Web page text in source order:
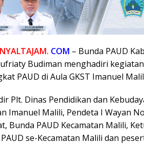
COM – Bunda PAUD
Budiman menghadiri
PAUD di Aula GKST Imanuel
Plt. Dinas Pendidikan dan
Imanuel Malili, Pendeta I Wayan
Bunda PAUD Kecamatan Malili,
se-Kecamatan Malili dan